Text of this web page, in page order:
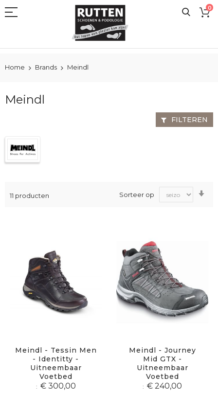
naar
0
Home Brands Meindl
Meindl
11 producten Sorteer op
Meindl - Tessin Men
- Identitty -
Uitneembaar
Voetbed
€ 300,00
Meindl - Journey
Mid GTX -
Uitneembaar
Voetbed
€ 240,00
FILTEREN